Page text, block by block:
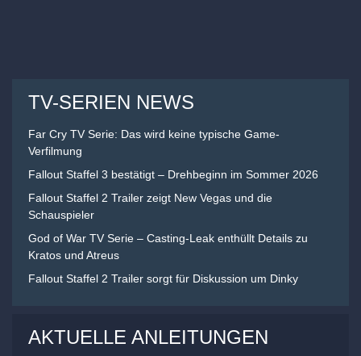
TV-SERIEN NEWS
Far Cry TV Serie: Das wird keine typische Game-
Verfilmung
Fallout Staffel 3 bestätigt – Drehbeginn im Sommer 2026
Fallout Staffel 2 Trailer zeigt New Vegas und die
Schauspieler
God of War TV Serie – Casting-Leak enthüllt Details zu
Kratos und Atreus
Fallout Staffel 2 Trailer sorgt für Diskussion um Dinky
AKTUELLE ANLEITUNGEN